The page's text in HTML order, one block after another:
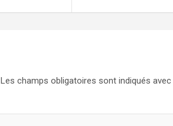
Les champs obligatoires sont indiqués avec